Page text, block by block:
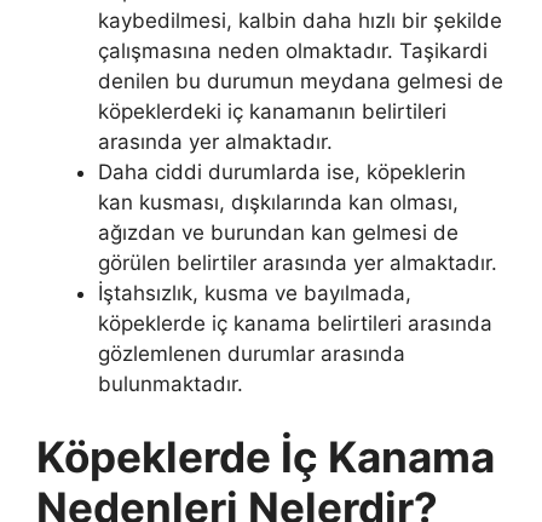
kaybedilmesi, kalbin daha hızlı bir şekilde
çalışmasına neden olmaktadır. Taşikardi
denilen bu durumun meydana gelmesi de
köpeklerdeki iç kanamanın belirtileri
arasında yer almaktadır.
Daha ciddi durumlarda ise, köpeklerin
kan kusması, dışkılarında kan olması,
ağızdan ve burundan kan gelmesi de
görülen belirtiler arasında yer almaktadır.
İştahsızlık, kusma ve bayılmada,
köpeklerde iç kanama belirtileri arasında
gözlemlenen durumlar arasında
bulunmaktadır.
Köpeklerde İç Kanama
Nedenleri Nelerdir?